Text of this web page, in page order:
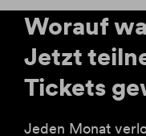
Worauf
Jetzt
Tickets
Jeden Monat